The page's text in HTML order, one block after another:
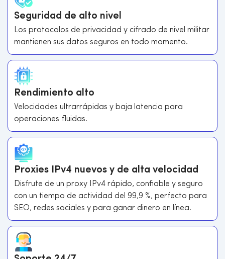
Seguridad de alto nivel
Los protocolos de privacidad y cifrado de nivel militar
mantienen sus datos seguros en todo momento.
Rendimiento alto
Velocidades ultrarrápidas y baja latencia para
operaciones fluidas.
Proxies IPv4 nuevos y de alta velocidad
Disfrute de un proxy IPv4 rápido, confiable y seguro
con un tiempo de actividad del 99,9 %, perfecto para
SEO, redes sociales y para ganar dinero en línea.